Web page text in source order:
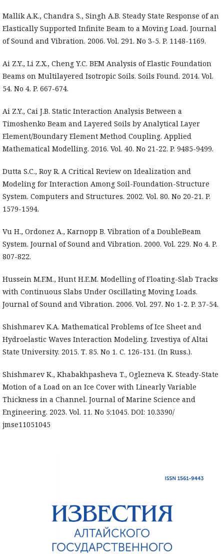
Mallik A.K., Chandra S., Singh A.B. Steady State Response of an
Elastically Supported Infinite Beam to a Moving Load. Journal
of Sound and Vibration. 2006. Vol. 291. No 3-5. P. 1148-1169.
Ai Z.Y., Li Z.X., Cheng Y.C. BEM Analysis of Elastic Foundation
Beams on Multilayered Isotropic Soils. Soils Found. 2014. Vol.
54. No 4. P. 667-674.
Ai Z.Y., Cai J.B. Static Interaction Analysis Between a
Timoshenko Beam and Layered Soils by Analytical Layer
Element/Boundary Element Method Coupling. Applied
Mathematical Modelling. 2016. Vol. 40. No 21-22. P. 9485-9499.
Dutta S.C., Roy R. A Critical Review on Idealization and
Modeling for Interaction Among Soil-Foundation-Structure
System. Computers and Structures. 2002. Vol. 80. No 20-21. P.
1579-1594.
Vu H., Ordonez A., Karnopp B. Vibration of a DoubleBeam
System. Journal of Sound and Vibration. 2000. Vol. 229. No 4. P.
807-822.
Hussein M.F.M., Hunt H.E.M. Modelling of Floating-Slab Tracks
with Continuous Slabs Under Oscillating Moving Loads.
Journal of Sound and Vibration. 2006. Vol. 297. No 1-2. P. 37-54.
Shishmarev K.A. Mathematical Problems of Ice Sheet and
Hydroelastic Waves Interaction Modeling. Izvestiya of Altai
State University. 2015. Т. 85. No 1. С. 126-131. (In Russ.).
Shishmarev K., Khabakhpasheva T., Oglezneva K. Steady-State
Motion of a Load on an Ice Cover with Linearly Variable
Thickness in a Channel. Journal of Marine Science and
Engineering. 2023. Vol. 11. No 5:1045. DOI: 10.3390/
jmse11051045